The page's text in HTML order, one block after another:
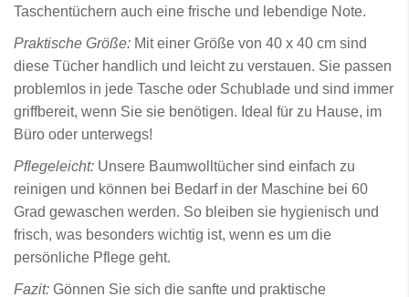
Taschentüchern auch eine frische und lebendige Note.
Praktische Größe: Mit einer Größe von 40 x 40 cm sind
diese Tücher handlich und leicht zu verstauen. Sie passen
problemlos in jede Tasche oder Schublade und sind immer
griffbereit, wenn Sie sie benötigen. Ideal für zu Hause, im
Büro oder unterwegs!
Pflegeleicht: Unsere Baumwolltücher sind einfach zu
reinigen und können bei Bedarf in der Maschine bei 60
Grad gewaschen werden. So bleiben sie hygienisch und
frisch, was besonders wichtig ist, wenn es um die
persönliche Pflege geht.
Fazit: Gönnen Sie sich die sanfte und praktische